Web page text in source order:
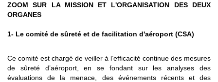
ZOOM SUR LA MISSION ET L'ORGANISATION DES DEUX
ORGANES
1- Le comité de sûreté et de facilitation d'aéroport (CSA)
Ce comité est chargé de veiller à l’efficacité continue des mesures
de sûreté d’aéroport, en se fondant sur les analyses des
évaluations de la menace, des événements récents et des